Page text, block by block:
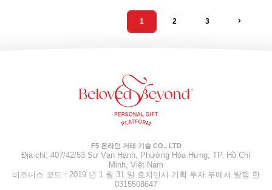
1 2 3
F5 온라인 거래 기술 CO., LTD
Địa chỉ: 407/42/53 Sư Vạn Hạnh, Phường Hòa Hưng, TP. Hồ Chí
Minh, Việt Nam
비즈니스 코드 : 2019 년 1 월 31 일 호치민시 기획 투자 부에서 발행 한
0315508647